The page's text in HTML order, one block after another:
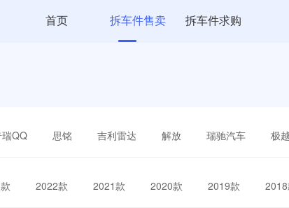
首页 拆车件售卖 拆车件求购
QQ 思铭 吉利雷达 解放 瑞驰汽车 极
2022款 2021款 2020款 2019款